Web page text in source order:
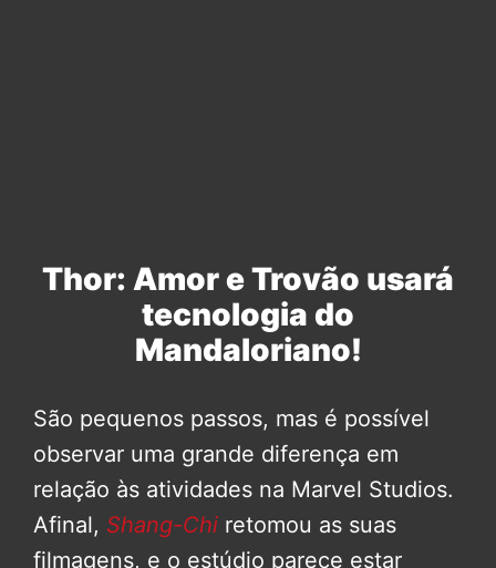
Thor: Amor e Trovão usará
tecnologia do
Mandaloriano!
São pequenos passos, mas é possível
observar uma grande diferença em
relação às atividades na Marvel Studios.
Afinal, Shang-Chi retomou as suas
filmagens, e o estúdio parece estar